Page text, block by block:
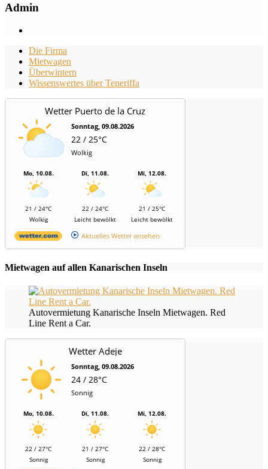
Admin
Die Firma
Mietwagen
Überwintern
Wissenswertes über Teneriffa
Wetter Puerto de la Cruz
Sonntag, 09.08.2026
22 / 25°C
Wolkig
Mo, 10.08.
21 / 24°C
Wolkig
Di, 11.08.
22 / 24°C
Leicht bewölkt
Mi, 12.08.
21 / 25°C
Leicht bewölkt
Aktuelles Wetter ansehen
Mietwagen auf allen Kanarischen Inseln
Autovermietung Kanarische Inseln Mietwagen. Red
Line Rent a Car.
Wetter Adeje
Sonntag, 09.08.2026
24 / 28°C
Sonnig
Mo, 10.08.
22 / 27°C
Sonnig
Di, 11.08.
21 / 27°C
Sonnig
Mi, 12.08.
22 / 28°C
Sonnig